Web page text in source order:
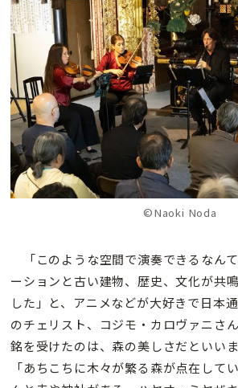
©Naoki Noda
「このような空間で演奏できるなん
ーションと古い建物、歴史、文化が共
した」と、アニメなどが大好きで日本
のチェリスト、コジモ・カロヴァニさ
銘を受けたのは、森の美しさだといいま
「あちこちに木々が繁る森が点在して